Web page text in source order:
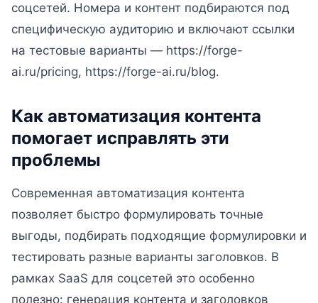
соцсетей. Номера и контент подбираются под
специфическую аудиторию и включают ссылки
на тестовые варианты — https://forge-
ai.ru/pricing, https://forge-ai.ru/blog.
Как автоматизация контента
помогает исправлять эти
проблемы
Современная автоматизация контента
позволяет быстро формулировать точные
выгоды, подбирать подходящие формулировки и
тестировать разные варианты заголовков. В
рамках SaaS для соцсетей это особенно
полезно: генерация контента и заголовков